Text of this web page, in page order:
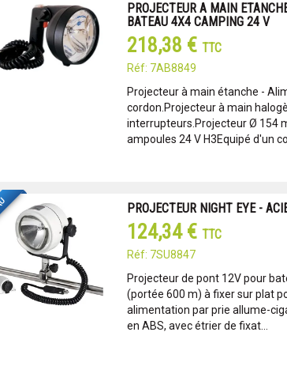
PROJECTEUR A MAIN
BATEAU 4X4 CAMPING 24 V
218,38 € TTC
Réf: 7AB8849
Projecteur à main étanche -
cordon.Projecteur à main
interrupteurs.Projecteur Ø 154
ampoules 24 V H3Equipé d'un
PROJECTEUR NIGHT EYE -
124,34 € TTC
Réf: 7SU8847
Projecteur de pont 12V pour
(portée 600 m) à fixer sur plat
alimentation par prie allume-
en ABS, avec étrier de fixat...